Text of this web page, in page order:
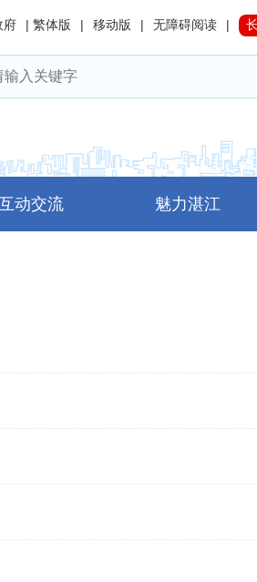
府 | 繁体版 | 移动版 | 无障碍阅读 |
动交流 魅力湛江